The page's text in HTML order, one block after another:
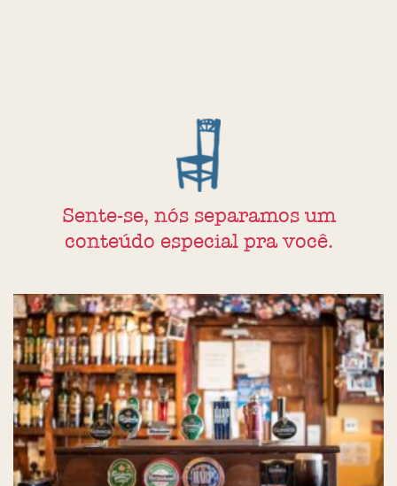
Sente-se, nós separamos um
conteúdo especial pra você.